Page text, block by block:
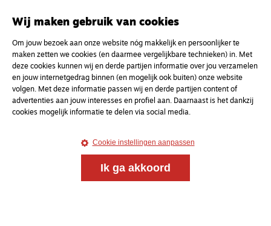
Wij maken gebruik van cookies
Om jouw bezoek aan onze website nóg makkelijk en persoonlijker te
maken zetten we cookies (en daarmee vergelijkbare technieken) in. Met
deze cookies kunnen wij en derde partijen informatie over jou verzamelen
en jouw internetgedrag binnen (en mogelijk ook buiten) onze website
volgen. Met deze informatie passen wij en derde partijen content of
advertenties aan jouw interesses en profiel aan. Daarnaast is het dankzij
cookies mogelijk informatie te delen via social media.
Cookie instellingen aanpassen
Ik ga akkoord